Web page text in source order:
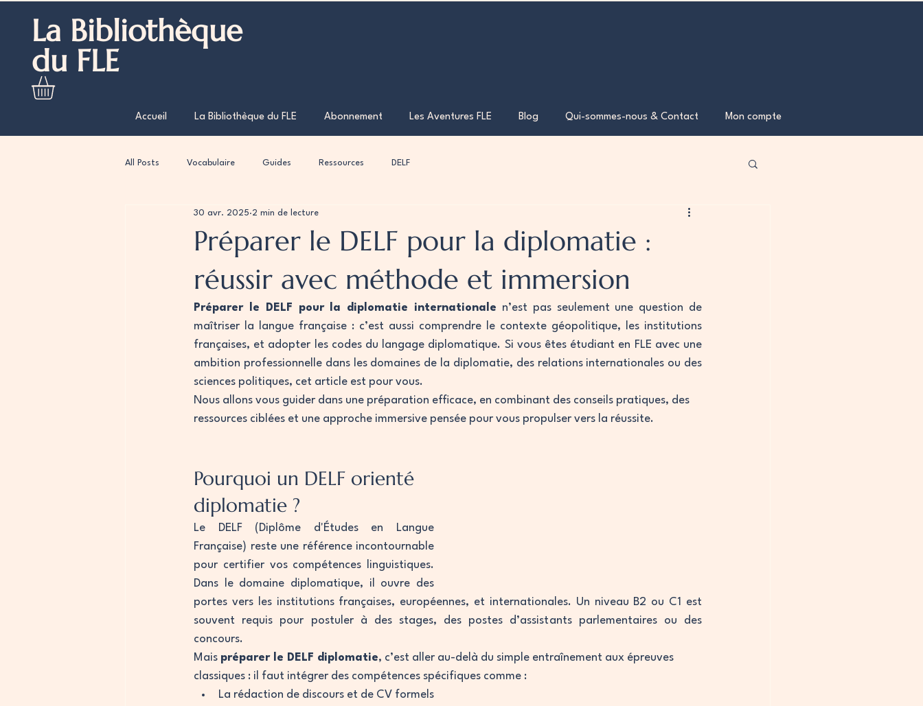
La Bibliothèque
du FLE
Accueil La Bibliothèque du FLE Abonnement Les Aventures FLE Blog Qui-sommes-nous & Contact Mon compte
All Posts Vocabulaire Guides Ressources DELF
Préparer le DELF pour la diplomatie :
réussir avec méthode et immersion
30 avr. 2025 2 min de lecture
Préparer le DELF pour la diplomatie internationale n’est pas seulement une question de
maîtriser la langue française : c’est aussi comprendre le contexte géopolitique, les institutions
françaises, et adopter les codes du langage diplomatique. Si vous êtes étudiant en FLE avec une
ambition professionnelle dans les domaines de la diplomatie, des relations internationales ou des
sciences politiques, cet article est pour vous.
Nous allons vous guider dans une préparation efficace, en combinant des conseils pratiques, des
ressources ciblées et une approche immersive pensée pour vous propulser vers la réussite.
Pourquoi un DELF orienté
diplomatie ?
Le DELF (Diplôme d'Études en Langue
Française) reste une référence incontournable
pour certifier vos compétences linguistiques.
Dans le domaine diplomatique, il ouvre des
portes vers les institutions françaises, européennes, et internationales. Un niveau B2 ou C1 est
souvent requis pour postuler à des stages, des postes d’assistants parlementaires ou des
concours.
Mais préparer le DELF diplomatie, c’est aller au-delà du simple entraînement aux épreuves
classiques : il faut intégrer des compétences spécifiques comme :
La rédaction de discours et de CV formels